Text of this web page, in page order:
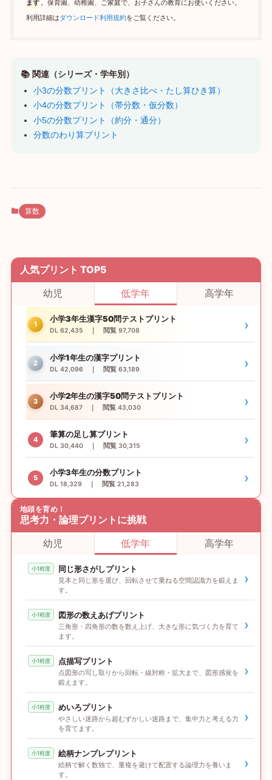
ます。保育園、幼稚園、ご家庭で、お子さんの教育にお使いください。
利用詳細はダウンロード利用規約をご覧ください。
📚 関連（シリーズ・学年別）
小3の分数プリント（大きさ比べ・たし算ひき算）
小4の分数プリント（帯分数・仮分数）
小5の分数プリント（約分・通分）
分数のわり算プリント
算数
人気プリント TOP5
幼児
低学年 高学年
1
小学3年生漢字50問テストプリント
DL 62,435 ｜ 閲覧 97,708 ›
2
小学1年生の漢字プリント
DL 42,096 ｜ 閲覧 63,189 ›
3
小学2年生の漢字50問テストプリント
DL 34,687 ｜ 閲覧 43,030 ›
4
筆算の足し算プリント
DL 30,440 ｜ 閲覧 30,315 ›
5
小学3年生の分数プリント
DL 18,329 ｜ 閲覧 21,283 ›
地頭を育め！
思考力・論理プリントに挑戦
幼児
低学年 高学年
小1程度 同じ形さがしプリント
見本と同じ形を選び、回転させて重ねる空間認識力を鍛えま
す。
›
小1程度 図形の数えあげプリント
三角形・四角形の数を数え上げ、大きな形に気づく力を育て
ます。
›
小1程度 点描写プリント
点図形の写し取りから回転・線対称・拡大まで、図形感覚を
鍛えます。
›
小1程度 めいろプリント
やさしい迷路から超むずかしい迷路まで、集中力と考える力
を育てます。
›
小1程度 絵柄ナンプレプリント
絵柄で解く数独で、重複を避けて配置する論理力を養いま
す。
›